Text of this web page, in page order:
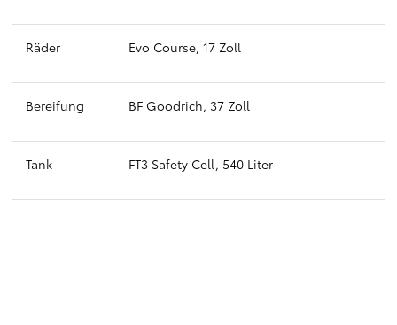
Räder Evo Course, 17 Zoll
Bereifung BF Goodrich, 37 Zoll
Tank FT3 Safety Cell, 540 Liter